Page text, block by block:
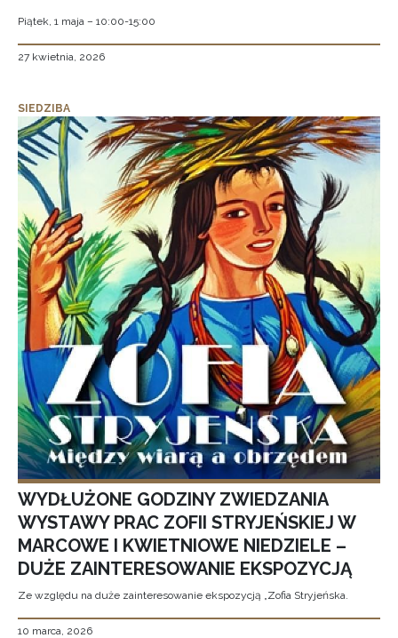
Piątek, 1 maja – 10:00-15:00
27 kwietnia, 2026
SIEDZIBA
WYDŁUŻONE GODZINY ZWIEDZANIA
WYSTAWY PRAC ZOFII STRYJEŃSKIEJ W
MARCOWE I KWIETNIOWE NIEDZIELE –
DUŻE ZAINTERESOWANIE EKSPOZYCJĄ
Ze względu na duże zainteresowanie ekspozycją „Zofia Stryjeńska.
10 marca, 2026